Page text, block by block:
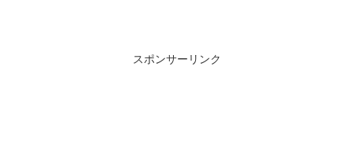
スポンサーリンク